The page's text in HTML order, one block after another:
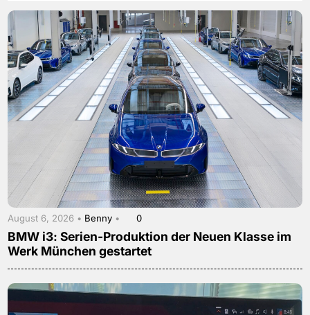
August 6, 2026 • Benny • 0
BMW i3: Serien-Produktion der Neuen Klasse im
Werk München gestartet